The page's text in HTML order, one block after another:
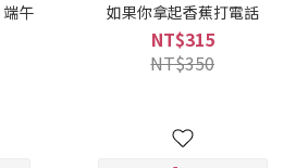
如果你拿起香蕉打電話
NT$315
NT$350